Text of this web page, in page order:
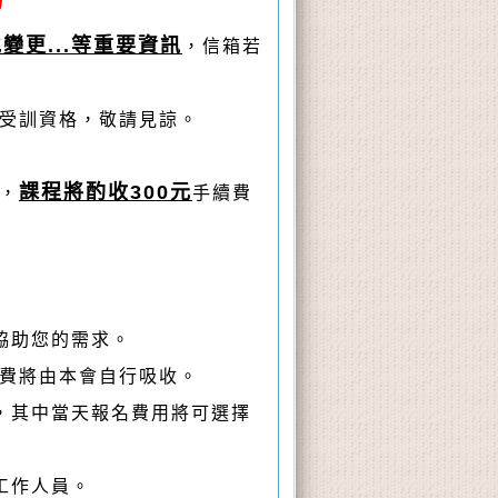
更...等重要資訊 ，信箱若
訓資格，敬請見諒。
課程將酌收300元手續費
您的需求。
將由本會自行吸收。
中當天報名費用將可選擇
人員。